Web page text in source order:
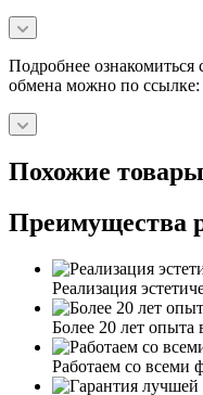
Подробнее ознакомиться
обмена можно по ссылке:
Похожие товары
Преимущества
Реализация
Более 20 лет опыта
Работаем со всеми